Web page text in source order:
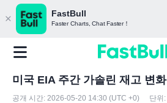
FastBull
Faster Charts, Chat Faster！
미국 EIA 주간 가솔린 재고 변화
공개 시간: 2026-05-20 14:30 (UTC +0) 단위: